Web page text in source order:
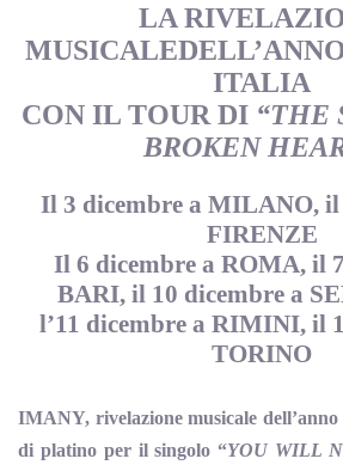
LA
MUSICALE
ITALIA
CON IL TOUR DI“THE
BROKEN
Il 3 dicembre a MILANO, il
FIRENZE
Il 6 dicembre a ROMA, il
BARI, il 10 dicembre a
l’11 dicembre a RIMINI, il
TORINO
IMANY, rivelazione musicale
di platino per il singolo “YOU WILL